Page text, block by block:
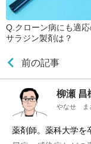
Q.クローン病にも適
サラジン製剤は？
前の記事
柳瀬 昌
やなせ ま
薬剤師。薬科大学を